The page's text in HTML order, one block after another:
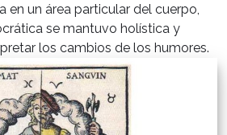
en un área particular del cuerpo,
se mantuvo holística y
los cambios de los humores.